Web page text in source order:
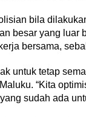
bila
besar yang luar
bersama,
untuk tetap
“Kita
sudah ada